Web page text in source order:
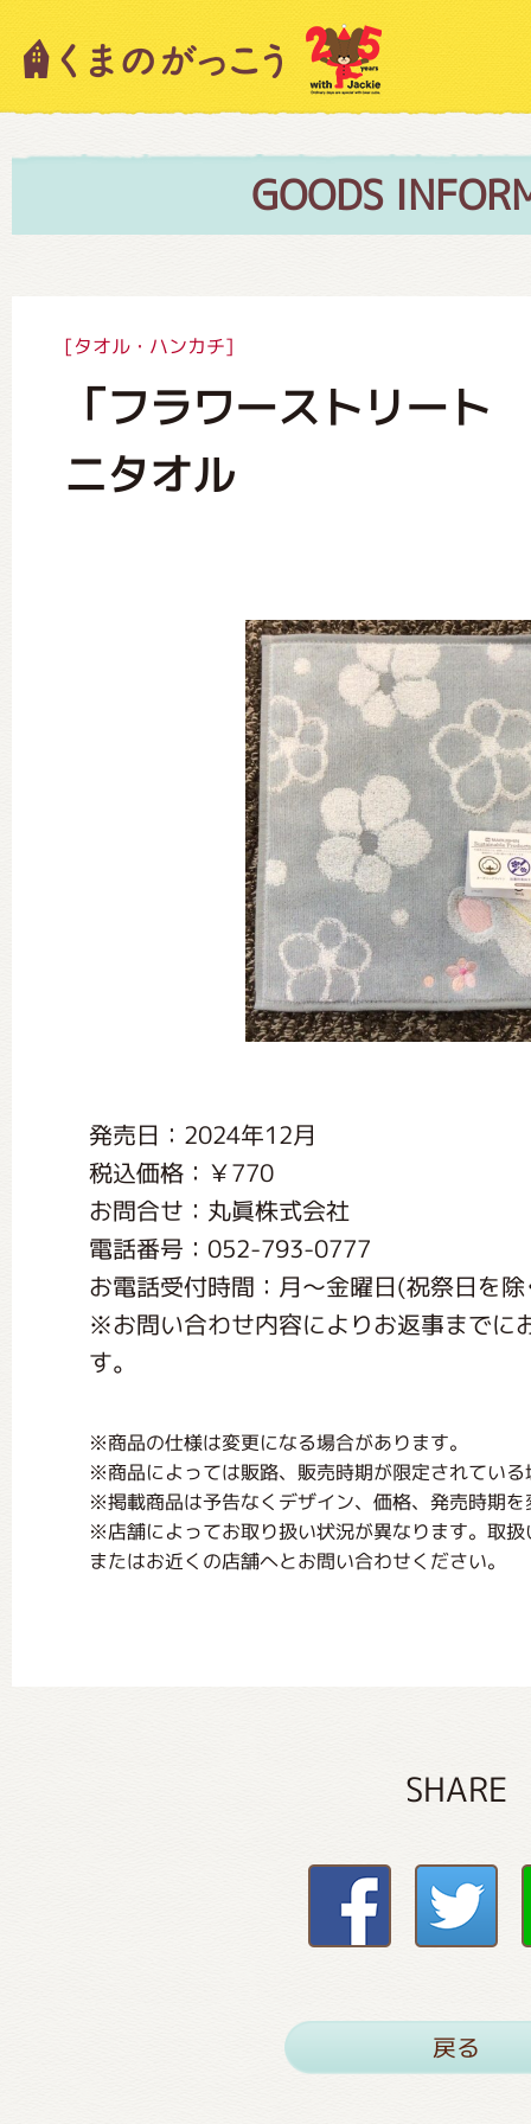
GOODS
[タオル・ハンカチ]
「フラワーストリー
ニタオル
発売日：2024年12月
税込価格：￥770
お問合せ：丸眞株式会社
電話番号：052-793-0777
お電話受付時間：月〜金曜日(祝祭日を
※お問い合わせ内容によりお返事までに
す。
※商品の仕様は変更になる場合があります。
※商品によっては販路、販売時期が限定されてい
※掲載商品は予告なくデザイン、価格、発売時期
※店舗によってお取り扱い状況が異なります。取
またはお近くの店舗へとお問い合わせください。
SHARE
戻る
キャラクター紹介
絵本・作家紹介
グッズインフォメーション
ミュージカル・コンサート
おたのしみコンテンツ(クイズ・
チア ジャッキーズ！
くまのがっこう 家庭科部